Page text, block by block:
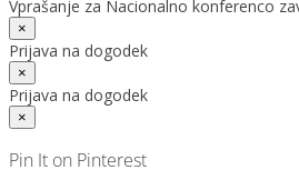
Vprašanje za Nacionalno konferenco
×
Prijava na dogodek
×
Prijava na dogodek
×
Pin It on Pinterest